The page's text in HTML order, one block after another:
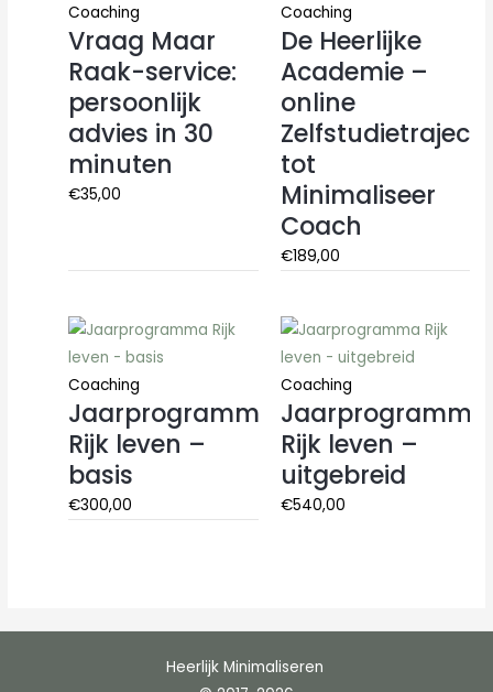
Coaching
Vraag Maar
Raak-service:
persoonlijk
advies in 30
minuten
€35,00
Coaching
De Heerlijke
Academie –
online
Zelfstudietraject
tot
Minimaliseer
Coach
€189,00
Coaching
Jaarprogramma
Rijk leven –
basis
€300,00
Coaching
Jaarprogramma
Rijk leven –
uitgebreid
€540,00
Heerlijk Minimaliseren